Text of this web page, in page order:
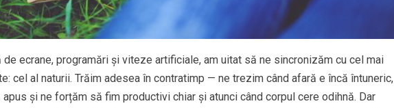
ecrane, programări și viteze artificiale, am uitat să ne sincronizăm cu cel mai
cel al naturii. Trăim adesea în contratimp — ne trezim când afară e încă întuneric,
și ne forțăm să fim productivi chiar și atunci când corpul cere odihnă. Dar